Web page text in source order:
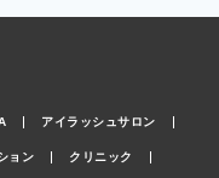
アイラッシュサロン
ョン クリニック